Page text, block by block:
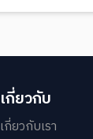
เกี่ยวกับ
เกี่ยวกับเรา